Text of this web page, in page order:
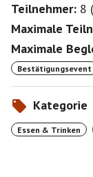
Teilnehmer: 8 (
Maximale
Maximale
Bestätigungsevent
Kategorie
Essen & Trinken